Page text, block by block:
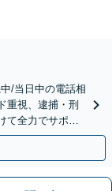
/当日中の電話相
重視、逮捕・刑
て全力でサポー